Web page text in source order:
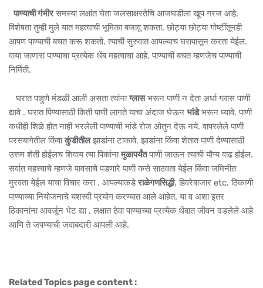
पाण्याची गंभीरसमस्या लक्षांत घेता जलसाक्षरतेचि आजघडीला खूप गरज आहे.
विशेषता तुम्ही मुले यात महत्वाची भूमिका बजावू शकता. छोट्या छोट्या गोष्टींतूनही
आपण पाण्याची बचत करू शकतो. त्याची सुरुवात आपल्याच घरापासून करता येईल.
वाया जाणारा पाण्याचा प्रत्येक थेंब महत्वाचा आहे. पाण्याची बचत म्हणजेच पाण्याची
निर्मिती.
घरात पाहुणे मंडळी आली असता त्यांनाग्लासभरून पाणी न देता अर्धा ग्लास पाणी
द्यावे . घरात पिण्यासाठी किती पाणी लागते याचा अंदाज घेऊन भांडेभरून घ्यावे. पाणी
कधीही शिळे होत नाही भरलेली पाण्याची भांडे रोज ओतुन देऊ नये. वापरलेले पाणी
परसबागेतील किंवाकुंडीतीलझाडांना टाकावे. झाडांना किंवा शेतात पाणी देण्यासाठी
उत्तम शेती होईलच शिवाय त्या पिकांनामुळापर्यंतपाणी जाऊन त्याची यौग्य वाढ होईल.
सर्वात महत्त्वाचे म्हणजे पावसाचे पडणारे पाणी कसे साठवता येईल किंवा जमिनीत
मुरवता येईल याचा विचार करा . आपल्याकडेराळेगणसिद्धी, हिवरेबाजार etc. ठिकाणी
पाण्याच्या नियोजनाचे यशस्वी प्रयोग करण्यात आले आहेत. या व अशा इतर
ठिकानांना आवर्जून भेट द्या . लक्षात ठेवा पाण्याच्या प्रत्येक थेंबात जीवन दडलेले आहे
आणि ते जपण्याची जवाबदारी आपली आहे.
Related Topics page content :